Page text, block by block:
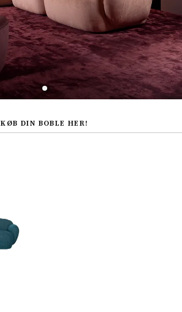
KØB DIN BOBLE HER!